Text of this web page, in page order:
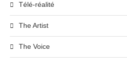
Télé-réalité
The Artist
The Voice